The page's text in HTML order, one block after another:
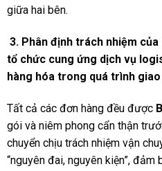
giữa hai bên.
3. Phân định trách nhiệm của
tổ chức cung ứng dịch vụ
hàng hóa trong quá trình giao
Tất cả các đơn hàng đều được
gói và niêm phong cẩn thận
chuyển chịu trách nhiệm vận
“nguyên đai, nguyên kiện”,